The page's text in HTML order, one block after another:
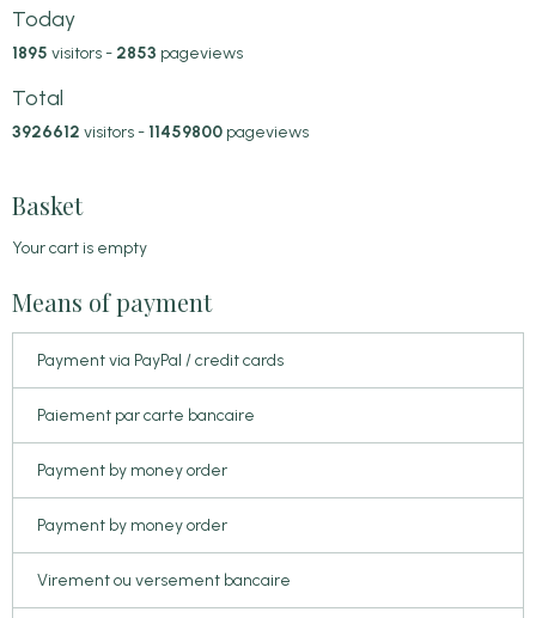
Today
1895 visitors - 2853 pageviews
Total
3926612 visitors - 11459800 pageviews
Basket
Your cart is empty
Means of payment
Payment via PayPal / credit cards
Paiement par carte bancaire
Payment by money order
Payment by money order
Virement ou versement bancaire